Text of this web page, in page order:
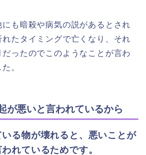
も暗殺や病気の説があるとされ
たタイミングで亡くなり、それ
だったのでこのようなことが言わ
。
が悪いと言われているから
いる物が壊れると、悪いことが
れているためです。